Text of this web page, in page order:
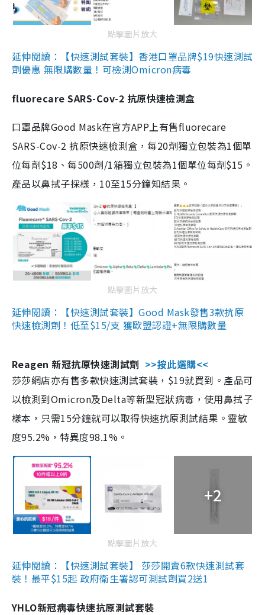
點擊圖片放大
延伸閱讀：【快速測試套裝】香港口罩品牌$19快速測試
劑優惠 無限購數量！可檢測Omicron病毒
fluorecare SARS-Cov-2 抗原快速檢測盒
口罩品牌Good Mask在官方APP上有售fluorecare
SARS-Cov-2 抗原快速檢測盒，每20劑獨立包裝為1個單
位每劑$18、每500劑/1箱獨立包裝為1個單位每劑$15。
產品以鼻拭子採樣，10至15分鐘知結果。
點擊圖片放大
延伸閱讀：【快速測試套裝】Good Mask發售3款抗原
快速檢測劑！低至$15/支 獲歐盟認證+無限購數量
Reagen 新冠抗原快速測試劑 >>按此選購<<
莎莎網店亦有售多款快速測試套裝，$19就買到。產品可
以檢測到Omicron及Delta等新型冠狀病毒，使用鼻拭子
樣本，只需15分鐘就可以取得快速抗原測試結果。靈敏
度95.2%，特異度98.1%。
+2
點擊圖片放大
延伸閱讀：【快速測試套裝】 莎莎開賣6款快速測試套
裝！最平$15起 政府衛生署認可測試劑買2送1
YHLO新冠病毒快速抗原測試套裝